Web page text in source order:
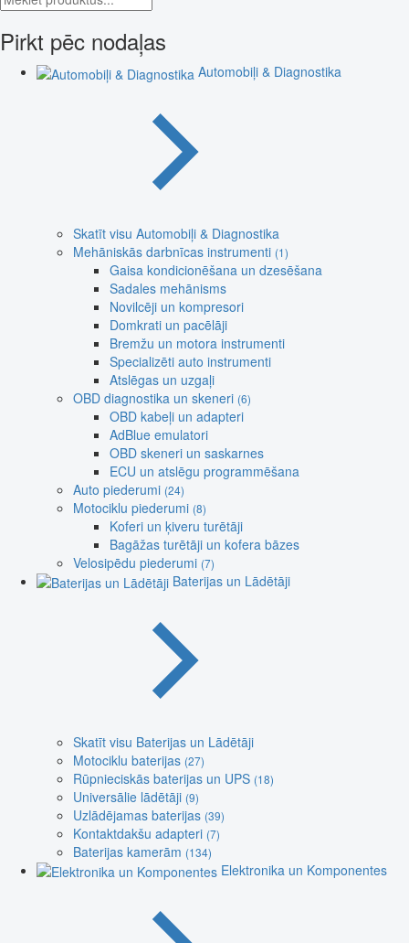
Pirkt pēc nodaļas
Automobiļi & Diagnostika
Skatīt visu Automobiļi & Diagnostika
Mehāniskās darbnīcas instrumenti (1)
Gaisa kondicionēšana un dzesēšana
Sadales mehānisms
Novilcēji un kompresori
Domkrati un pacēlāji
Bremžu un motora instrumenti
Specializēti auto instrumenti
Atslēgas un uzgaļi
OBD diagnostika un skeneri (6)
OBD kabeļi un adapteri
AdBlue emulatori
OBD skeneri un saskarnes
ECU un atslēgu programmēšana
Auto piederumi (24)
Motociklu piederumi (8)
Koferi un ķiveru turētāji
Bagāžas turētāji un kofera bāzes
Velosipēdu piederumi (7)
Baterijas un Lādētāji
Skatīt visu Baterijas un Lādētāji
Motociklu baterijas (27)
Rūpnieciskās baterijas un UPS (18)
Universālie lādētāji (9)
Uzlādējamas baterijas (39)
Kontaktdakšu adapteri (7)
Baterijas kamerām (134)
Elektronika un Komponentes